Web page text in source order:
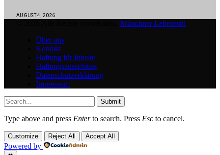
AUGUST 4, 2026
Münchner Lebensstil
Über uns
Kontakt
Haftung für Inhalte
Haftungsausschluss
Datenschutzerklärung
Impressum
Submit
Type above and press Enterto search. Press Esc to cancel.
Customize Reject All Accept All
Powered by